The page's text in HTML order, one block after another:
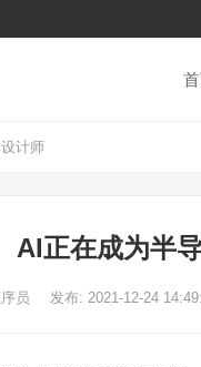
计师
AI正在成为半
员 发布: 2021-12-24